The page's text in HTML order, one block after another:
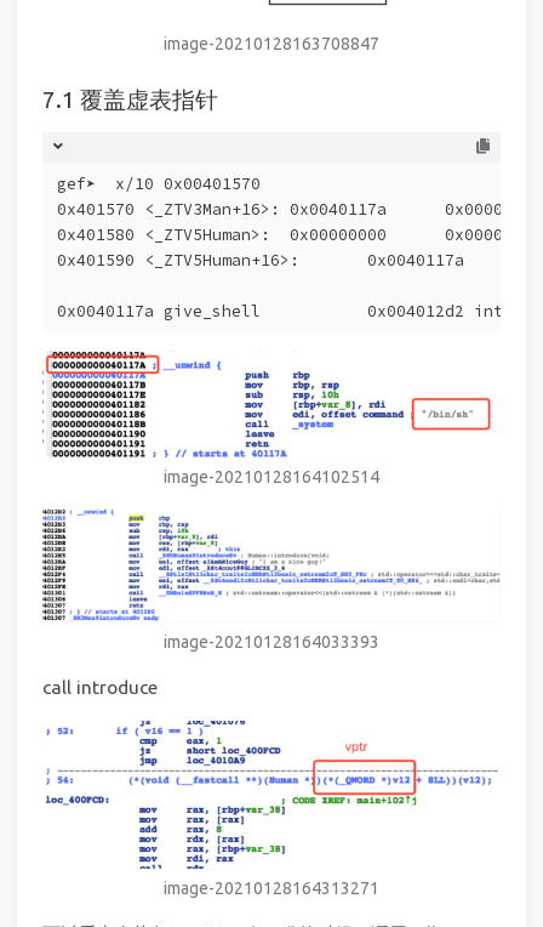
image-20210128163708847
覆盖虚表指针
gef➤  x/10 0x00401570
0x0040117a give_shell		0x004012d2
image-20210128164102514
image-20210128164033393
call introduce
image-20210128164313271